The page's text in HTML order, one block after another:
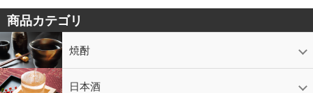
商品カテゴリ
焼酎
芋焼酎
かめ壷入り焼酎
黒糖焼酎
米焼酎
麦焼酎
そば焼酎
泡盛
とうもろこし焼酎
ギフトコーナー
セットコーナー
益々繁盛
鹿児島限定 日本酒